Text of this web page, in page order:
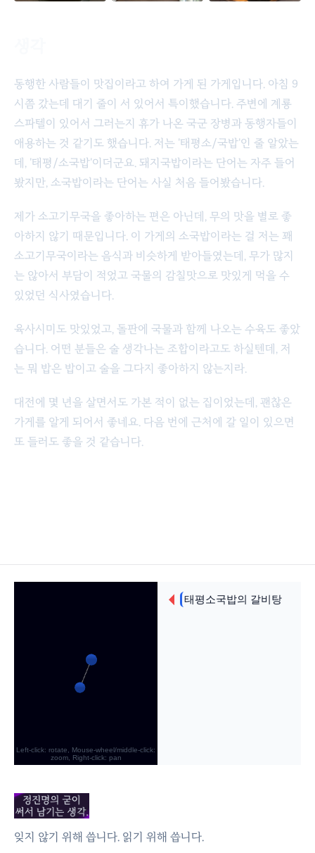
동행한 사람들이 맛집이라고 하여 가게 된 가게입니다. 아침 9
시쯤 갔는데 대기 줄이 서 있어서 특이했습니다. 주변에 계룡
스파텔이 있어서 그러는지 휴가 나온 국군 장병과 동행자들이
애용하는 것 같기도 했습니다. 저는 '태평소/국밥'인 줄 알았는
데, '태평/소국밥'이더군요. 돼지국밥이라는 단어는 자주 들어
봤지만, 소국밥이라는 단어는 사실 처음 들어봤습니다.
제가 소고기무국을 좋아하는 편은 아닌데, 무의 맛을 별로 좋
아하지 않기 때문입니다. 이 가게의 소국밥이라는 걸 저는 꽤
소고기무국이라는 음식과 비슷하게 받아들였는데, 무가 많지
는 않아서 부담이 적었고 국물의 감칠맛으로 맛있게 먹을 수
있었던 식사였습니다.
육사시미도 맛있었고, 돌판에 국물과 함께 나오는 수육도 좋았
습니다. 어떤 분들은 술 생각나는 조합이라고도 하실텐데, 저
는 뭐 밥은 밥이고 술을 그다지 좋아하지 않는지라.
대전에 몇 년을 살면서도 가본 적이 없는 집이었는데, 괜찮은
가게를 알게 되어서 좋네요. 다음 번에 근처에 갈 일이 있으면
또 들러도 좋을 것 같습니다.
잊지 않기 위해 씁니다. 읽기 위해 씁니다.